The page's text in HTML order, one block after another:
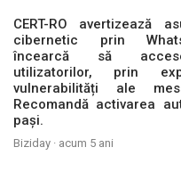
CERT-RO avertizează
cibernetic prin
încearcă să
utilizatorilor, prin
vulnerabilități ale
Recomandă activarea
pași.
Biziday · acum 5 ani